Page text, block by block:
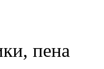
пена